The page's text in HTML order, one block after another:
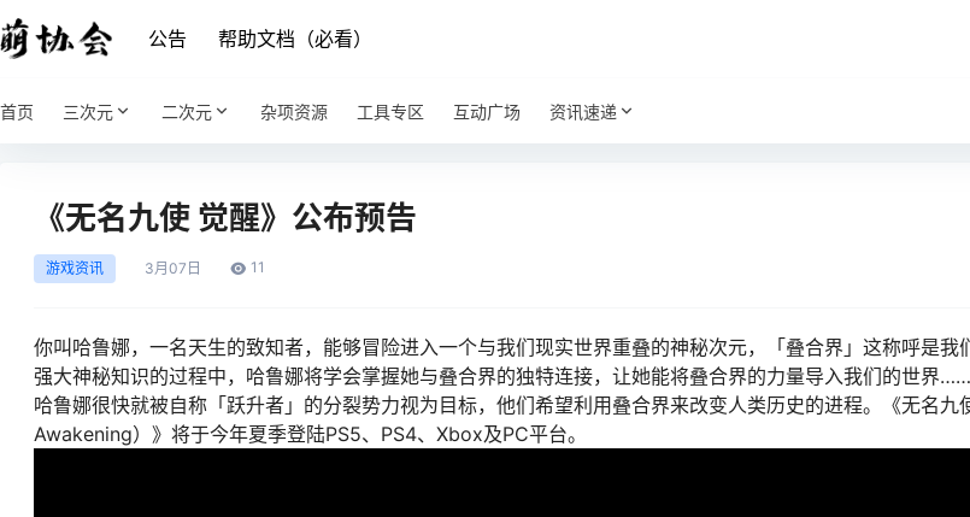
公告 帮助文档（必看）
首页 三次元 二次元 杂项资源 工具专区 互动广场 资讯速递
《无名九使 觉醒》公布预告
游戏资讯 3月 07日 11
你叫哈鲁娜，一名天生的致知者，能够冒险进入一个与我们现实世界重叠的神秘次元，「叠合界」这称呼是我
强大神秘知识的过程中，哈鲁娜将学会掌握她与叠合界的独特连接，让她能将叠合界的力量导入我们的世界……
哈鲁娜很快就被自称「跃升者」的分裂势力视为目标，他们希望利用叠合界来改变人类历史的进程。《无名
Awakening）》将于今年夏季登陆PS5、PS4、Xbox及PC平台。